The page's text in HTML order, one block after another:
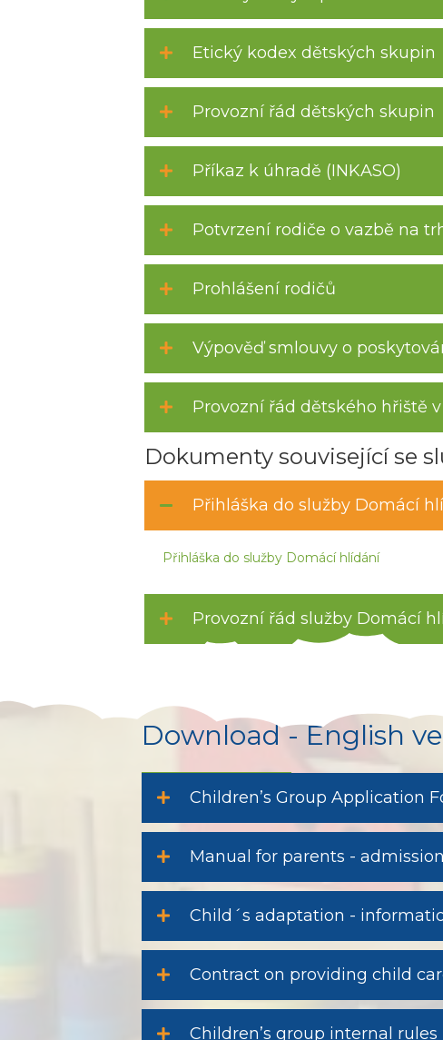
Etický kodex dětských skupin
Provozní řád dětských skupin
Příkaz k úhradě (INKASO)
Potvrzení rodiče o vazbě na
Prohlášení rodičů
Výpověď smlouvy o
Provozní řád dětského hřiště
Dokumenty související se
Přihláška do služby Domácí
Přihláška do služby Domácí hlídání
Provozní řád služby Domácí
Download - English
Children’s Group Application
Manual for parents -
Child´s adaptation -
Contract on providing child
Children’s group internal rules